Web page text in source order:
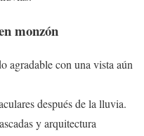
monzón
agradable con una vista aún
después de la lluvia.
y arquitectura